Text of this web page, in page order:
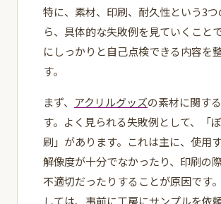
特に、素材、印刷、耐久性という3
ら、具体的な失敗例を見ていくこと
にしっかりと自己点検できる内容を
す。
まず、 アクリルグッズの素材に関す
す。よく見られる失敗例として、「
刷」があります。これは主に、使用
解像度が十分でなかったり、印刷の
不適切だったりすることが原因です
しては、事前に工房にサンプルを依